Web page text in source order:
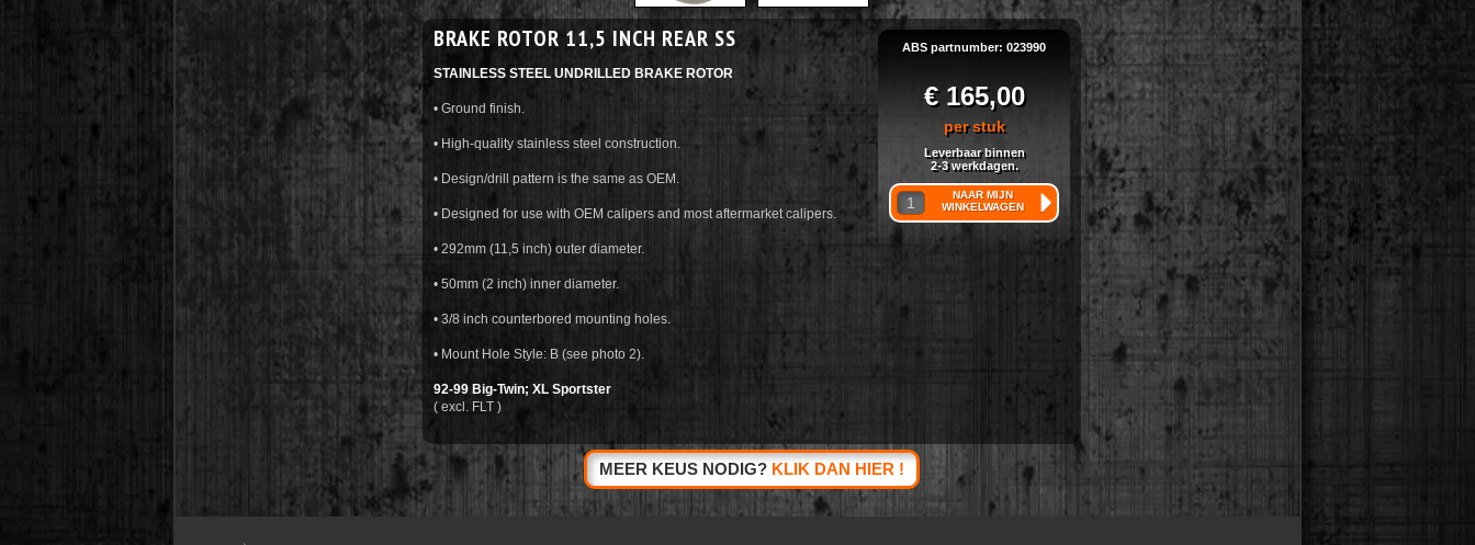
BRAKE ROTOR 11,5 INCH REAR SS
STAINLESS STEEL UNDRILLED BRAKE ROTOR
• Ground finish.
• High-quality stainless steel construction.
• Design/drill pattern is the same as OEM.
• Designed for use with OEM calipers and most aftermarket calipers.
• 292mm (11,5 inch) outer diameter.
• 50mm (2 inch) inner diameter.
• 3/8 inch counterbored mounting holes.
• Mount Hole Style: B (see photo 2).
92-99 Big-Twin; XL Sportster
( excl. FLT )
ABS partnumber: 023990
€ 165,00
per stuk
Leverbaar binnen
2-3 werkdagen.
NAAR MIJN
WINKELWAGEN
MEER KEUS NODIG? KLIK DAN HIER !